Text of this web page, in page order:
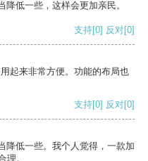
低一些，这样会更加亲民。
支持[0] 反对[0]
起来非常方便。功能的布局也
支持[0] 反对[0]
降低一些。我个人觉得，一款加
理。